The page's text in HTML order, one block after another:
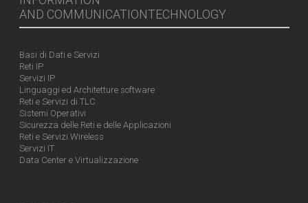
AND COMMUNICATIONTECHNOLOGY
Basi di Dati e Servizi
Reti IP
Servizi IP
Linguaggi ed Architetture software
Reti e Servizi di TLC
Sistemi Operativi
Sicurezza delle Reti e delle Applicazioni
Reti e Servizi Wireless
Servizi IT
Data Center e Virtualizzazione